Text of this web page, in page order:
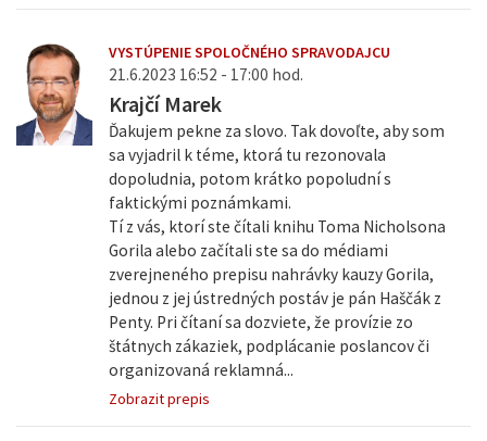
VYSTÚPENIE SPOLOČNÉHO SPRAVODAJCU
21.6.2023 16:52 - 17:00 hod.
Krajčí Marek
Ďakujem pekne za slovo. Tak dovoľte, aby som
sa vyjadril k téme, ktorá tu rezonovala
dopoludnia, potom krátko popoludní s
faktickými poznámkami.
Tí z vás, ktorí ste čítali knihu Toma Nicholsona
Gorila alebo začítali ste sa do médiami
zverejneného prepisu nahrávky kauzy Gorila,
jednou z jej ústredných postáv je pán Haščák z
Penty. Pri čítaní sa dozviete, že provízie zo
štátnych zákaziek, podplácanie poslancov či
organizovaná reklamná...
Zobrazit prepis